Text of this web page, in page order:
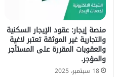
منصة إيجار: عقود الإيجار السكنية
والتجارية غير الموثقة تعتبر لاغية
والعقوبات المقررة على المستأجر
والمؤجر.
18 سبتمبر، 2025